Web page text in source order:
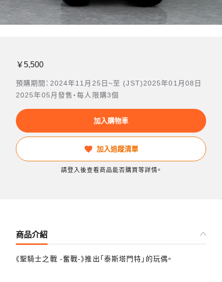
￥5,500
預購期間：2024年11月25日~至 (JST)2025年01月08日
2025年05月發售・每人限購3個
加入購物車
加入追蹤清單
請登入後查看商品能否購買等詳情。
商品介紹
《聖騎士之戰 -奮戰-》推出「泰斯塔門特」的玩偶。